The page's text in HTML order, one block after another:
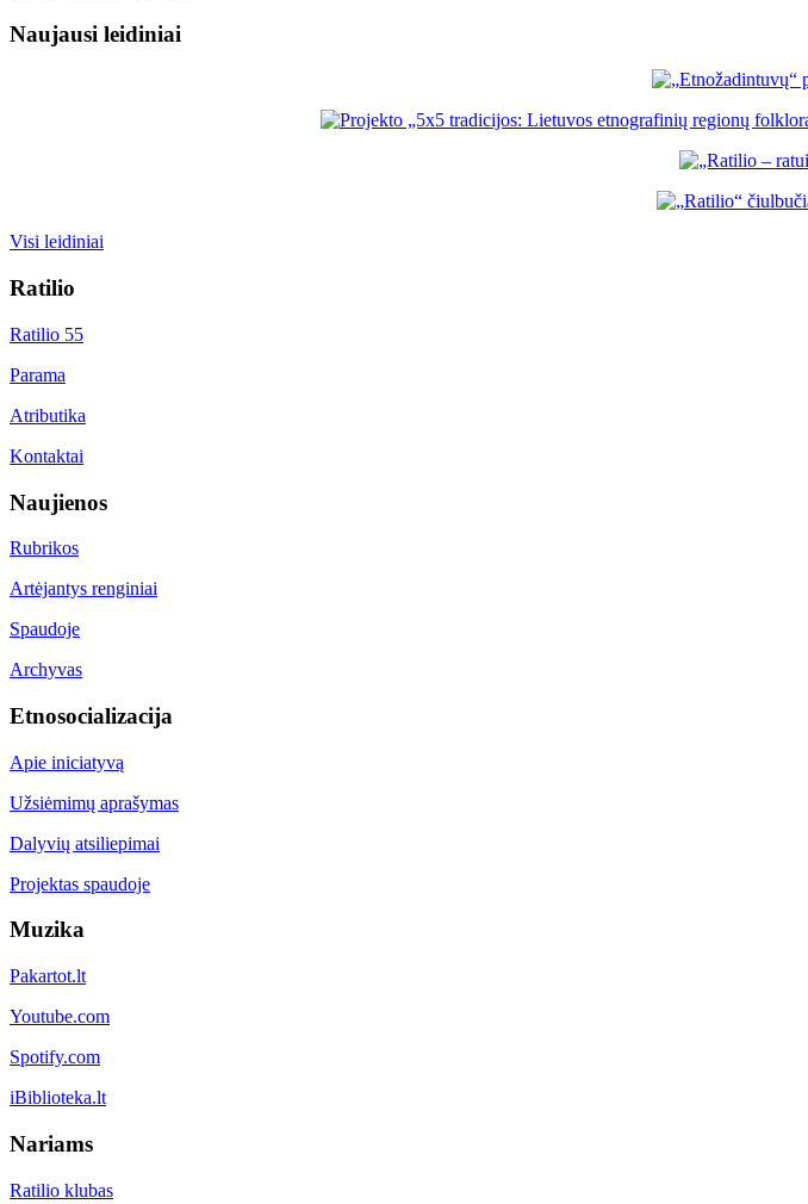
Naujausi leidiniai
Visi leidiniai
Ratilio
Ratilio 55
Parama
Atributika
Kontaktai
Naujienos
Rubrikos
Artėjantys renginiai
Spaudoje
Archyvas
Etnosocializacija
Apie iniciatyvą
Užsiėmimų aprašymas
Dalyvių atsiliepimai
Projektas spaudoje
Muzika
Pakartot.lt
Youtube.com
Spotify.com
iBiblioteka.lt
Nariams
Ratilio klubas